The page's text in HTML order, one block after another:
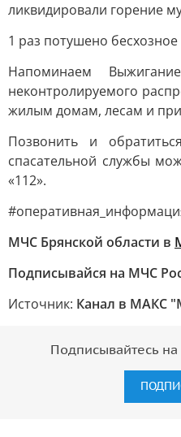
ликвидировали горение
1 раз потушено бесхозное
Напоминаем
неконтролируемого
жилым домам, лесам и
Позвонить и
спасательной службы
«112».
МЧС Брянской области в
Подписывайся на МЧС
Источник: Канал в МАКС
Подписывайтесь